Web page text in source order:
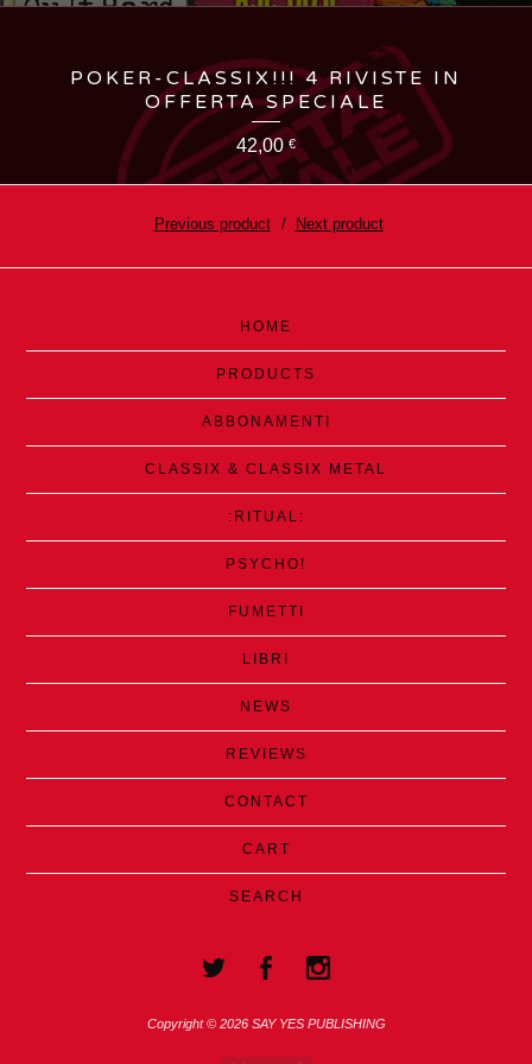
POKER-CLASSIX!!! 4 RIVISTE IN
OFFERTA SPECIALE
42,00€
Previous product Next product
HOME
PRODUCTS
ABBONAMENTI
CLASSIX & CLASSIX METAL
:RITUAL:
PSYCHO!
FUMETTI
LIBRI
NEWS
REVIEWS
CONTACT
CART
SEARCH
Copyright © 2026 SAY YES PUBLISHING